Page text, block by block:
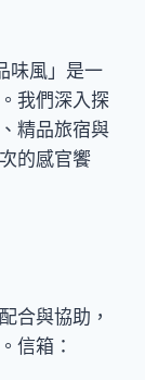
味風」是一
我們深入探
精品旅宿與
的感官饗
合與協助，
信箱：